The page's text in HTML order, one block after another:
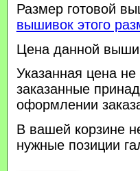
Размер готовой
вышивок этого
Цена данной
Указанная цена
заказанные
оформлении
В вашей корзине
нужные позиции